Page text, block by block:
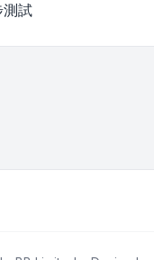
測試